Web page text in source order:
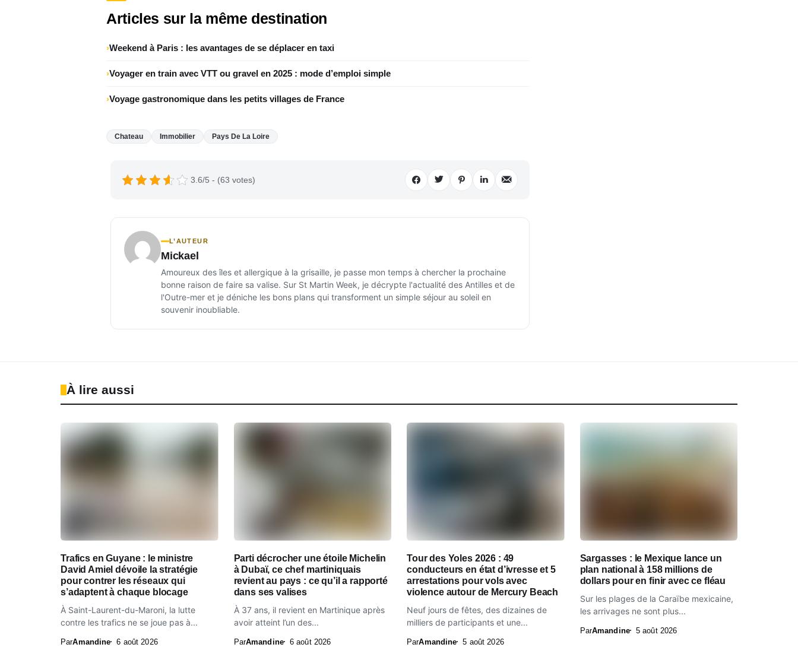
Articles sur la même destination
Weekend à Paris : les avantages de se déplacer en taxi
Voyager en train avec VTT ou gravel en 2025 : mode d’emploi simple
Voyage gastronomique dans les petits villages de France
Chateau Immobilier Pays De La Loire
3.6/5 - (63 votes)
L’AUTEUR
Mickael
Amoureux des îles et allergique à la grisaille, je passe mon temps à chercher la prochaine
bonne raison de faire sa valise. Sur St Martin Week, je décrypte l'actualité des Antilles et de
l'Outre-mer et je déniche les bons plans qui transforment un simple séjour au soleil en
souvenir inoubliable.
À lire aussi
Trafics en Guyane : le ministre
David Amiel dévoile la stratégie
pour contrer les réseaux qui
s’adaptent à chaque blocage
À Saint-Laurent-du-Maroni, la lutte
contre les trafics ne se joue pas à...
ParAmandine 6 août 2026
Parti décrocher une étoile Michelin
à Dubaï, ce chef martiniquais
revient au pays : ce qu’il a rapporté
dans ses valises
À 37 ans, il revient en Martinique après
avoir atteint l’un des...
ParAmandine 6 août 2026
Tour des Yoles 2026 : 49
conducteurs en état d’ivresse et 5
arrestations pour vols avec
violence autour de Mercury Beach
Neuf jours de fêtes, des dizaines de
milliers de participants et une...
ParAmandine 5 août 2026
Sargasses : le Mexique lance un
plan national à 158 millions de
dollars pour en finir avec ce fléau
Sur les plages de la Caraïbe mexicaine,
les arrivages ne sont plus...
ParAmandine 5 août 2026